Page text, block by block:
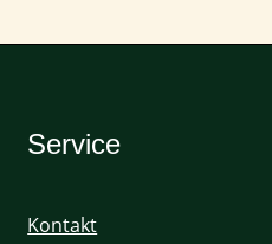
Service
Kontakt